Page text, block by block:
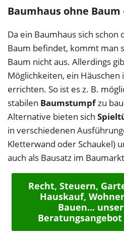
Baumhaus ohne Baum
Da ein Baumhaus sich schon
Baum befindet, kommt man
Baum nicht aus. Allerdings
Möglichkeiten, ein Häuschen
errichten. So ist es z. B.
stabilen Baumstumpfzu
Alternative bieten sich
in verschiedenen
Kletterwand oder Schaukel)
auch als Bausatz im
Recht, Steuern,
Hauskauf,
Bauen...